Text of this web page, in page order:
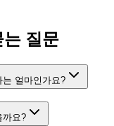
는 질문
얼마인가요?
까요?